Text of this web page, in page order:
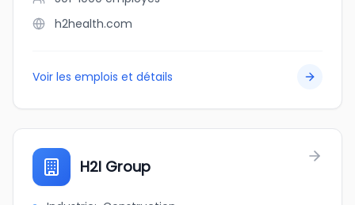
h2health.com
Voir les emplois et détails
H2I Group